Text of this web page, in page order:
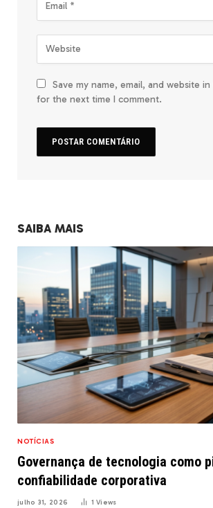
Save my name, email, and website
for the next time I comment.
SAIBA MAIS
NOTÍCIAS
Governança de tecnologia como
confiabilidade corporativa
julho 31, 2026 1Views